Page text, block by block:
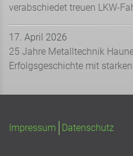
verabschiedet treuen LKW-
17. April 2026
25 Jahre Metalltechnik
Erfolgsgeschichte mit
Impressum Datenschutz